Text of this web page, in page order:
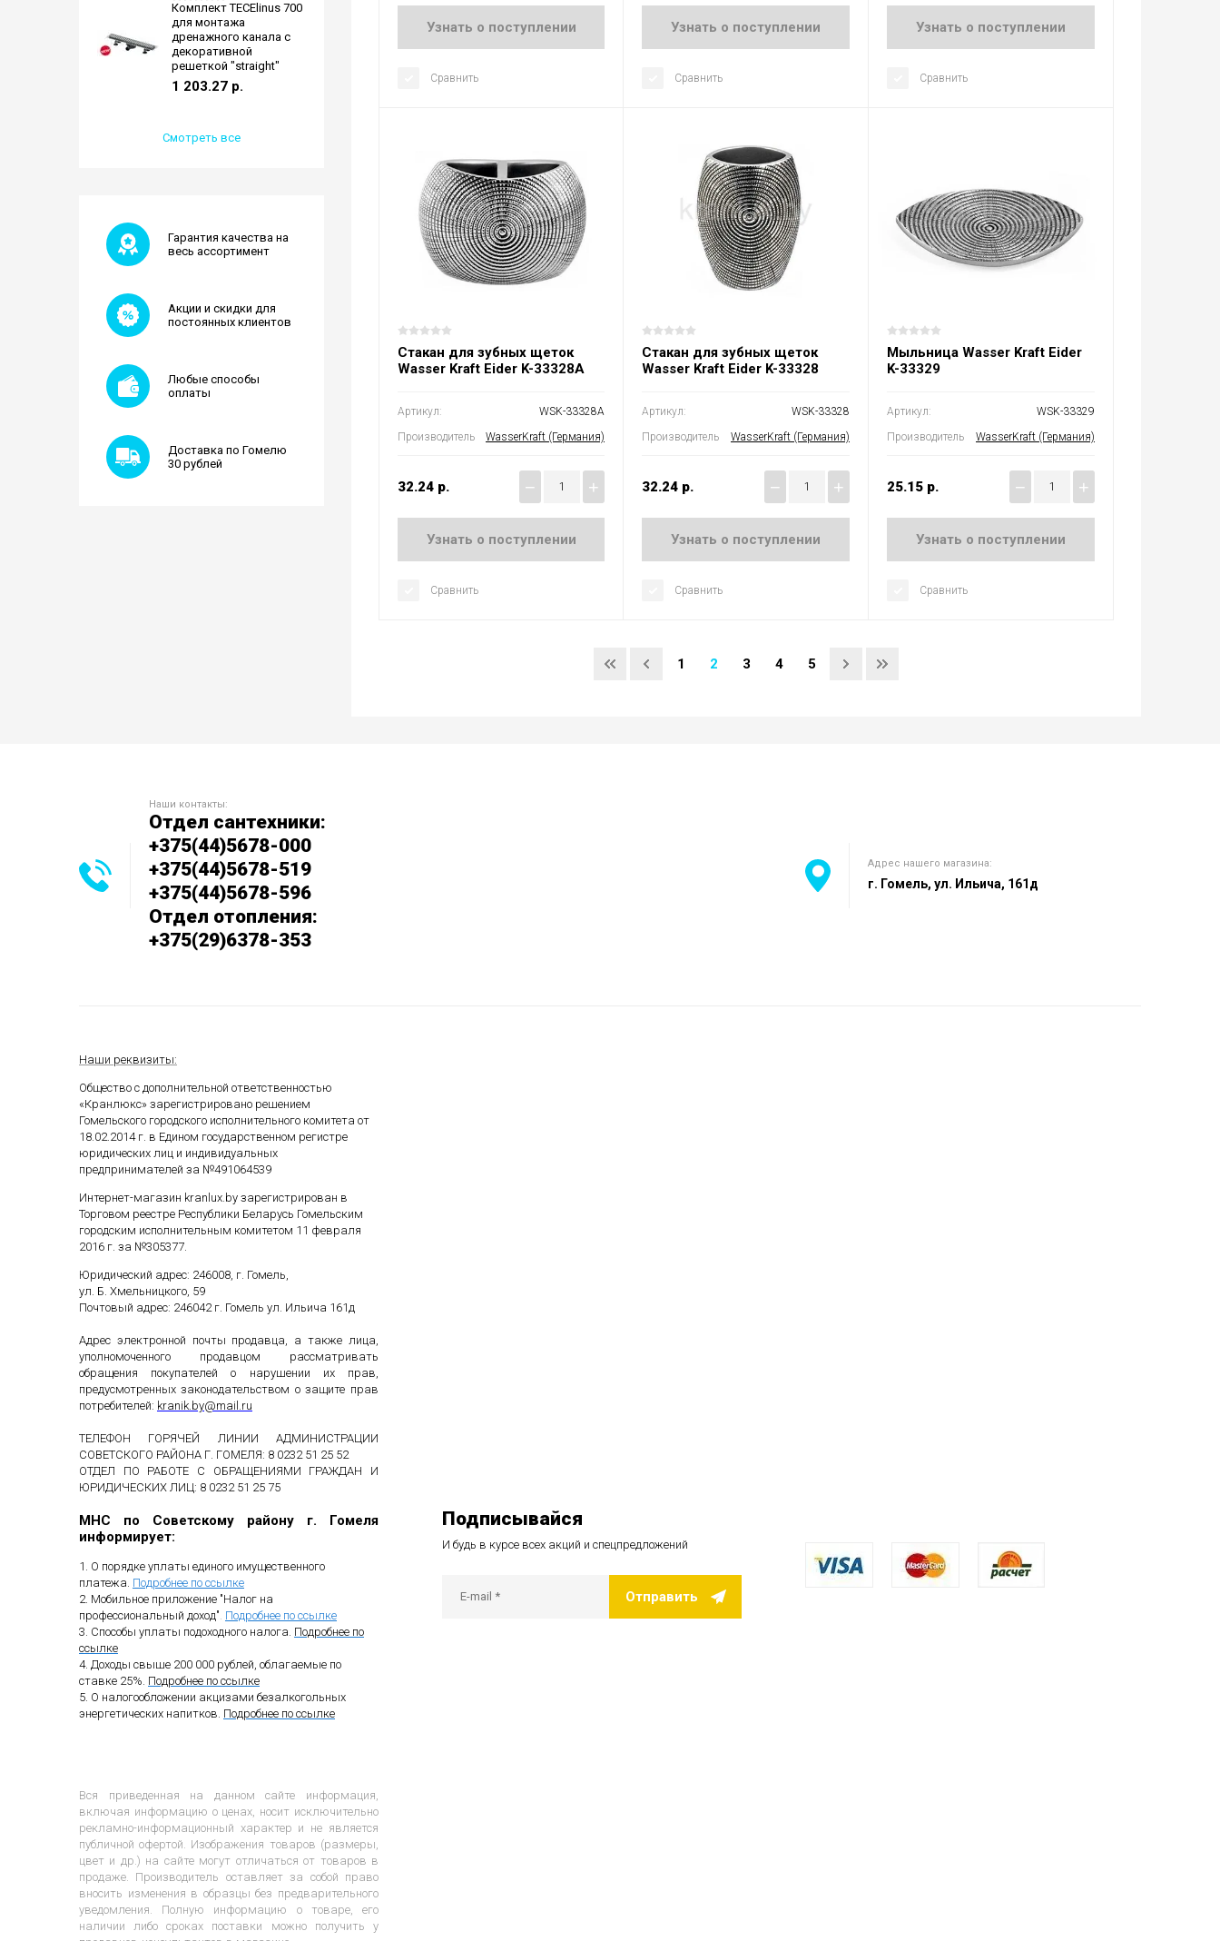
Комплект TECElinus 700
для монтажа
дренажного канала с
декоративной
решеткой "straight"
1 203.27 р.
Смотреть все
Гарантия качества на
весь ассортимент
Акции и скидки для
постоянных клиентов
Любые способы
оплаты
Доставка по Гомелю
30 рублей
Узнать о поступлении
Сравнить
Узнать о поступлении
Сравнить
Узнать о поступлении
Сравнить
Стакан для зубных щеток
Wasser Kraft Eider K-33328A
Артикул:
WSK-33328A
Производитель
WasserKraft (Германия)
32.24 р. − +
Узнать о поступлении
Сравнить
Стакан для зубных щеток
Wasser Kraft Eider K-33328
Артикул:
WSK-33328
Производитель
WasserKraft (Германия)
32.24 р. − +
Узнать о поступлении
Сравнить
Мыльница Wasser Kraft Eider
K-33329
Артикул:
WSK-33329
Производитель
WasserKraft (Германия)
25.15 р. − +
Узнать о поступлении
Сравнить
1 2 3 4 5
Наши контакты:
Отдел сантехники:
+375(44)5678-000
+375(44)5678-519
+375(44)5678-596
Отдел отопления:
+375(29)6378-353
Адрес нашего магазина:
г. Гомель, ул. Ильича, 161д
Наши реквизиты:
Общество с дополнительной ответственностью
«Кранлюкс» зарегистрировано решением
Гомельского городского исполнительного комитета от
18.02.2014 г. в Едином государственном регистре
юридических лиц и индивидуальных
предпринимателей за №491064539
Интернет-магазин kranlux.by зарегистрирован в
Торговом реестре Республики Беларусь Гомельским
городским исполнительным комитетом 11 февраля
2016 г. за №305377.
Юридический адрес: 246008, г. Гомель,
ул. Б. Хмельницкого, 59
Почтовый адрес: 246042 г. Гомель ул. Ильича 161д
Адрес электронной почты продавца, а также лица,
уполномоченного продавцом рассматривать
обращения покупателей о нарушении их прав,
предусмотренных законодательством о защите прав
потребителей: kranik.by@mail .ru
ТЕЛЕФОН ГОРЯЧЕЙ ЛИНИИ АДМИНИСТРАЦИИ
СОВЕТСКОГО РАЙОНА Г. ГОМЕЛЯ: 8 0232 51 25 52
ОТДЕЛ ПО РАБОТЕ С ОБРАЩЕНИЯМИ ГРАЖДАН И
ЮРИДИЧЕСКИХ ЛИЦ: 8 0232 51 25 75
МНС по Советскому району г. Гомеля
информирует:
1. О порядке уплаты единого имущественного
платежа. Подробнее по ссылке
2. Мобильное приложение "Налог на
профессиональный доход". Подробнее по ссылке
3. Способы уплаты подоходного налога. Подробнее по
ссылке
4. Доходы свыше 200 000 рублей, облагаемые по
ставке 25%. Подробнее по ссылке
5. О налогообложении акцизами безалкогольных
энергетических напитков. Подробнее по ссылке
Вся приведенная на данном сайте информация,
включая информацию о ценах, носит исключительно
рекламно-информационный характер и не является
публичной офертой. Изображения товаров (размеры,
цвет и др.) на сайте могут отличаться от товаров в
продаже. Производитель оставляет за собой право
вносить изменения в образцы без предварительного
уведомления. Полную информацию о товаре, его
наличии либо сроках поставки можно получить у
Подписывайся
И будь в курсе всех акций и спецпредложений
Отправить